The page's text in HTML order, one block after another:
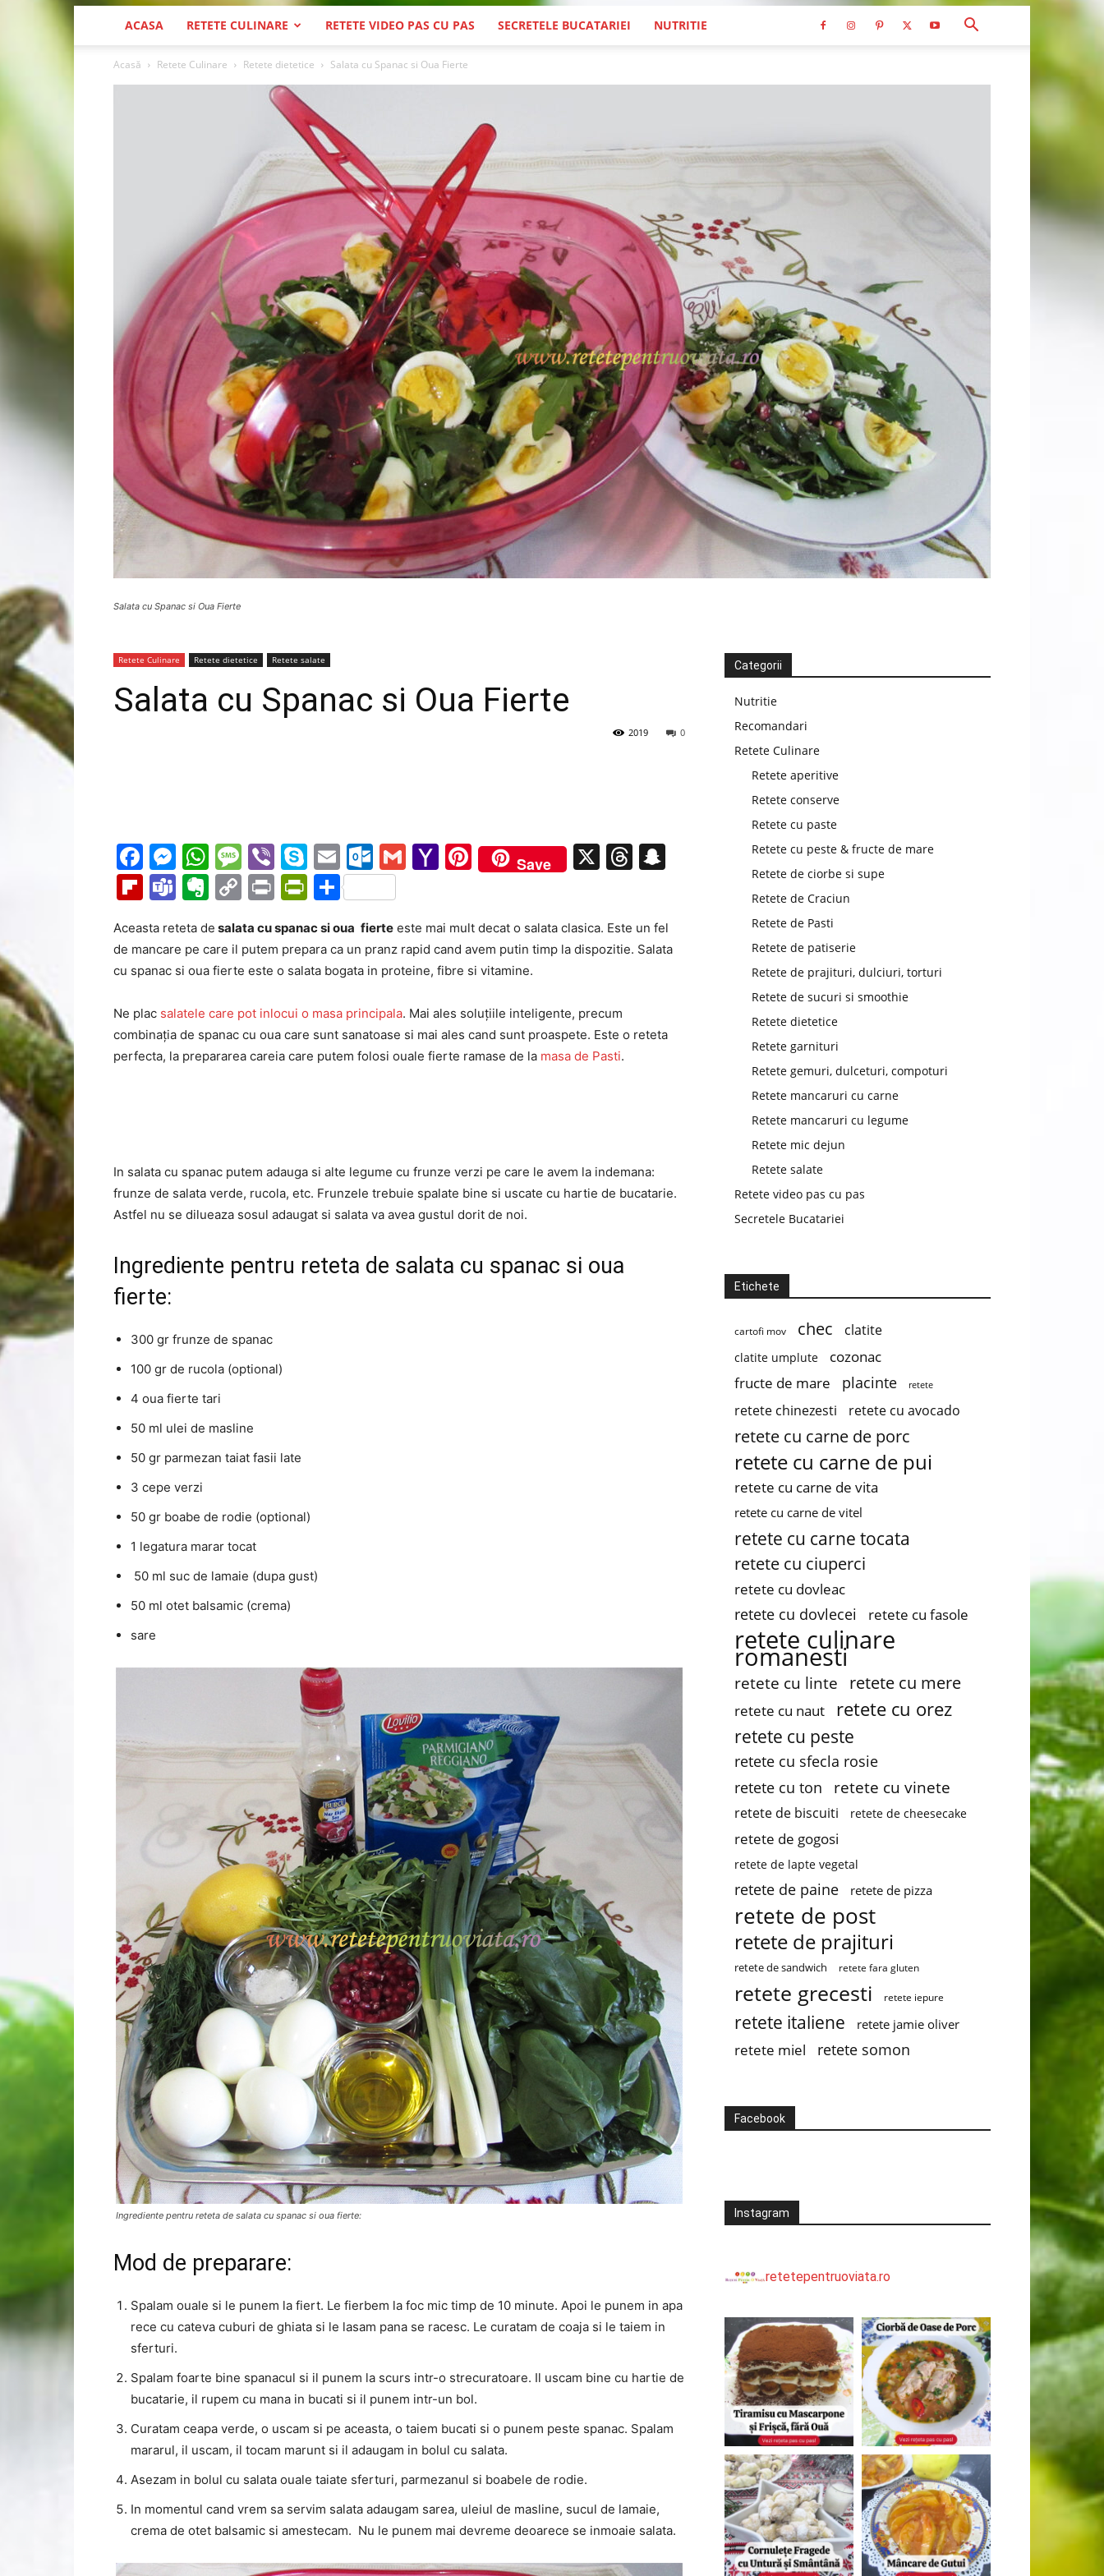
ACASA RETETE CULINARE RETETE VIDEO PAS CU PAS SECRETELE BUCATARIEI NUTRITIE
Acasă Retete Culinare Retete dietetice Salata cu Spanac si Oua Fierte
Salata cu Spanac si Oua Fierte
Retete Culinare Retete dietetice Retete salate
Salata cu Spanac si Oua Fierte
0
2019
Facebook
Messenger
WhatsApp
Message
ViberSkype
EmailOutlook.com
GmailYahoo
Mail
Pinterest
Save X ThreadsSnapchat
Flipboard
Teams
Evernote
CopyPrintPrintFriendly
Partajează
Aceasta reteta de salata cu spanac si oua fierte este mai mult decat o salata clasica. Este un fel
de mancare pe care il putem prepara ca un pranz rapid cand avem putin timp la dispozitie. Salata
cu spanac si oua fierte este o salata bogata in proteine, fibre si vitamine.
Ne plac salatele care pot inlocui o masa principala. Mai ales soluțiile inteligente, precum
combinația de spanac cu oua care sunt sanatoase si mai ales cand sunt proaspete. Este o reteta
perfecta, la prepararea careia care putem folosi ouale fierte ramase de la masa de Pasti.
In salata cu spanac putem adauga si alte legume cu frunze verzi pe care le avem la indemana:
frunze de salata verde, rucola, etc. Frunzele trebuie spalate bine si uscate cu hartie de bucatarie.
Astfel nu se dilueaza sosul adaugat si salata va avea gustul dorit de noi.
Ingrediente pentru reteta de salata cu spanac si oua
fierte:
300 gr frunze de spanac
100 gr de rucola (optional)
4 oua fierte tari
50 ml ulei de masline
50 gr parmezan taiat fasii late
3 cepe verzi
50 gr boabe de rodie (optional)
1 legatura marar tocat
50 ml suc de lamaie (dupa gust)
50 ml otet balsamic (crema)
sare
Ingrediente pentru reteta de salata cu spanac si oua fierte:
Mod de preparare:
Spalam ouale si le punem la fiert. Le fierbem la foc mic timp de 10 minute. Apoi le punem in apa
rece cu cateva cuburi de ghiata si le lasam pana se racesc. Le curatam de coaja si le taiem in
sferturi.
Spalam foarte bine spanacul si il punem la scurs intr-o strecuratoare. Il uscam bine cu hartie de
bucatarie, il rupem cu mana in bucati si il punem intr-un bol.
Curatam ceapa verde, o uscam si pe aceasta, o taiem bucati si o punem peste spanac. Spalam
mararul, il uscam, il tocam marunt si il adaugam in bolul cu salata.
Asezam in bolul cu salata ouale taiate sferturi, parmezanul si boabele de rodie.
In momentul cand vrem sa servim salata adaugam sarea, uleiul de masline, sucul de lamaie,
crema de otet balsamic si amestecam. Nu le punem mai devreme deoarece se inmoaie salata.
Categorii
Nutritie
Recomandari
Retete Culinare
Retete aperitive
Retete conserve
Retete cu paste
Retete cu peste & fructe de mare
Retete de ciorbe si supe
Retete de Craciun
Retete de Pasti
Retete de patiserie
Retete de prajituri, dulciuri, torturi
Retete de sucuri si smoothie
Retete dietetice
Retete garnituri
Retete gemuri, dulceturi, compoturi
Retete mancaruri cu carne
Retete mancaruri cu legume
Retete mic dejun
Retete salate
Retete video pas cu pas
Secretele Bucatariei
Etichete
cartofi mov chec clatite
clatite umplute
cozonac
fructe de mare
placinte retete
retete chinezesti retete cu avocado
retete cu carne de porc
retete cu carne de pui
retete cu carne de vita
retete cu carne de vitel
retete cu carne tocata
retete cu ciuperci
retete cu dovleac
retete cu dovlecei retete cu fasole
retete culinare
romanesti
retete cu linte retete cu mere
retete cu naut
retete cu orez
retete cu peste
retete cu sfecla rosie
retete cu ton
retete cu vinete
retete de biscuiti retete de cheesecake
retete de gogosi
retete de lapte vegetal
retete de paine retete de pizza
retete de post
retete de prajituri
retete de sandwich retete fara gluten
retete grecesti retete iepure
retete italiene retete jamie oliver
retete miel retete somon
Facebook
Instagram
retetepentruoviata.ro